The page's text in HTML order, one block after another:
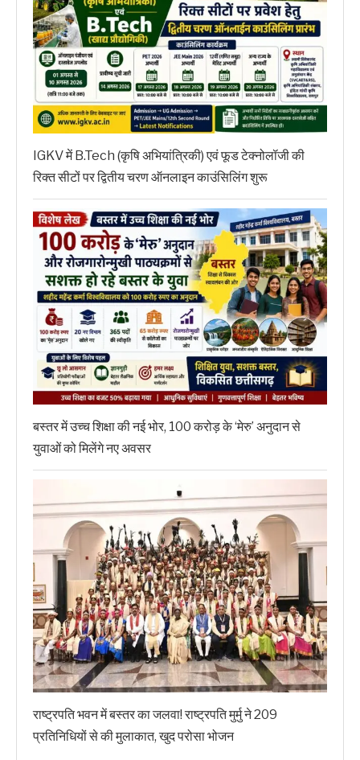
IGKV में B.Tech (कृषि अभियांत्रिकी) एवं फूड टेक्नोलॉजी की
रिक्त सीटों पर द्वितीय चरण ऑनलाइन काउंसिलिंग शुरू
बस्तर में उच्च शिक्षा की नई भोर, 100 करोड़ के ‘मेरु’ अनुदान से
युवाओं को मिलेंगे नए अवसर
राष्ट्रपति भवन में बस्तर का जलवा! राष्ट्रपति मुर्मु ने 209
प्रतिनिधियों से की मुलाकात, खुद परोसा भोजन